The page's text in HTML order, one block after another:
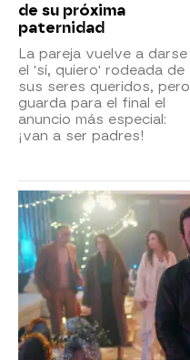
de su próxima
paternidad
La pareja vuelve a darse
el 'sí, quiero' rodeada de
sus seres queridos, pero
guarda para el final el
anuncio más especial:
¡van a ser padres!